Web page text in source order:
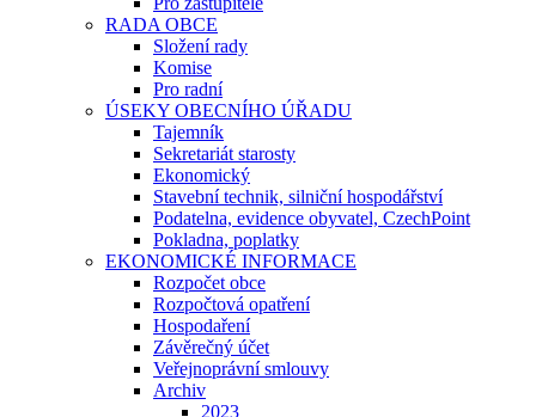
RADA OBCE
Složení rady
Komise
Pro radní
ÚSEKY OBECNÍHO ÚŘADU
Tajemník
Sekretariát starosty
Ekonomický
Stavební technik, silniční hospodářství
Podatelna, evidence obyvatel, CzechPoint
Pokladna, poplatky
EKONOMICKÉ INFORMACE
Rozpočet obce
Rozpočtová opatření
Hospodaření
Závěrečný účet
Veřejnoprávní smlouvy
Archiv
2023